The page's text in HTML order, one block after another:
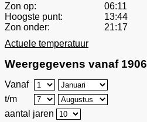
Zon op:
06:11
Hoogste punt:
13:44
Zon onder:
21:17
Actuele temperatuur
Weergegevens vanaf 1906
Vanaf
t/m
aantal jaren